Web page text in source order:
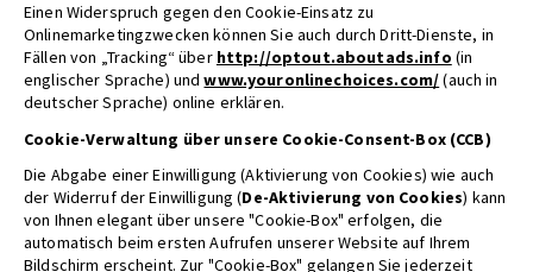
Einen Widerspruch gegen den Cookie-Einsatz zu
Onlinemarketingzwecken können Sie auch durch Dritt-Dienste, in
Fällen von „Tracking“ über http://optout.aboutads.info (in
englischer Sprache) undwww.youronlinechoices.com/(auch in
deutscher Sprache) online erklären.
Cookie-Verwaltung über unsere Cookie-Consent-Box (CCB)
Die Abgabe einer Einwilligung (Aktivierung von Cookies) wie auch
der Widerruf der Einwilligung (De-Aktivierung von Cookies) kann
von Ihnen elegant über unsere "Cookie-Box" erfolgen, die
automatisch beim ersten Aufrufen unserer Website auf Ihrem
Bildschirm erscheint. Zur "Cookie-Box" gelangen Sie jederzeit